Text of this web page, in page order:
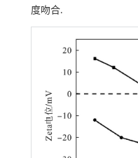
度吻合.